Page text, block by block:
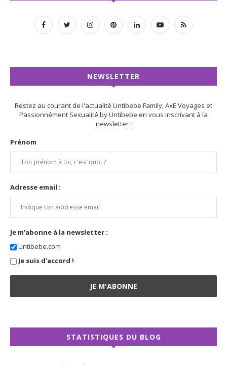
NEWSLETTER
Restez au courant de l'actualité Untibebe Family, AxE Voyages et
Passionnément Sexualité by Untibebe en vous inscrivant à la
newsletter !
Prénom
Adresse email :
Je m'abonne à la newsletter :
Untibebe.com
Je suis d'accord !
STATISTIQUES DU BLOG